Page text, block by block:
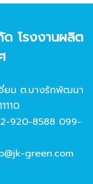
ด โรงงานผลิต
ยม ต.บางรักพัฒนา
920-8588 099-
green.com